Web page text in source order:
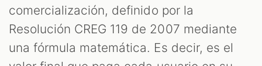
comercialización, definido por la
Resolución CREG 119 de 2007 mediante
una fórmula matemática. Es decir, es el